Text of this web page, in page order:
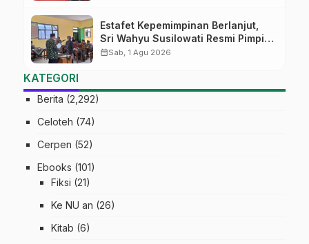
Estafet Kepemimpinan Berlanjut,
Sri Wahyu Susilowati Resmi Pimpin
MTs Ma’arif Sapuran
calendar_monthSab, 1 Agu 2026
KATEGORI
Berita (2,292)
Celoteh (74)
Cerpen (52)
Ebooks (101)
Fiksi (21)
Ke NU an (26)
Kitab (6)